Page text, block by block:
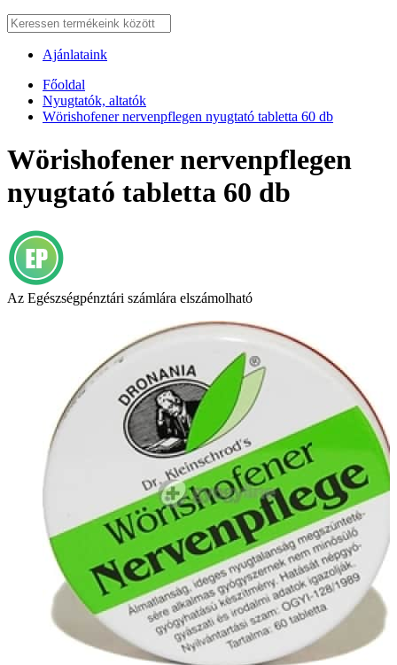
Ajánlataink
Főoldal
Nyugtatók, altatók
Wörishofener nervenpflegen nyugtató tabletta 60 db
Wörishofener nervenpflegen
nyugtató tabletta 60 db
Az Egészségpénztári számlára elszámolható